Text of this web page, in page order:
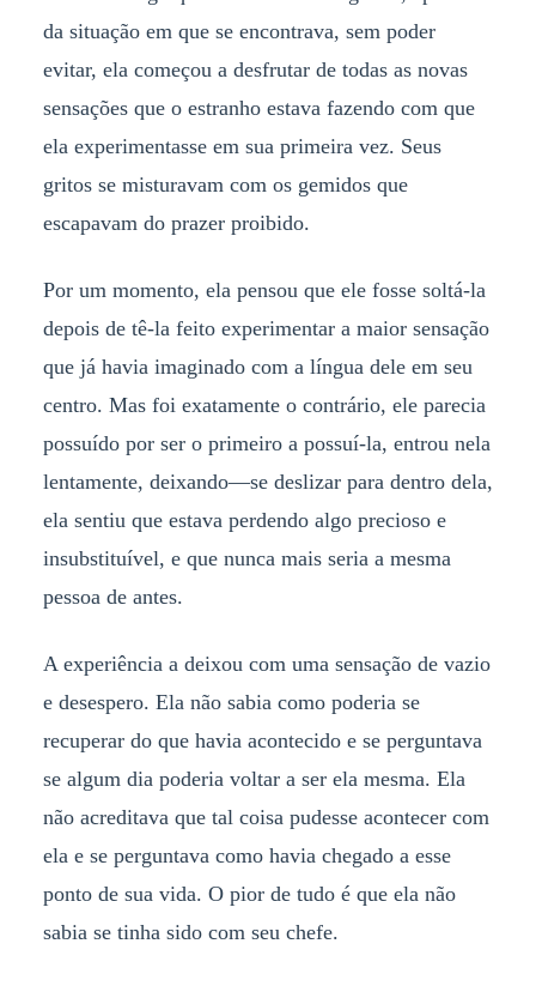
da situação em que se encontrava, sem poder
evitar, ela começou a desfrutar de todas as novas
sensações que o estranho estava fazendo com que
ela experimentasse em sua primeira vez. Seus
gritos se misturavam com os gemidos que
escapavam do prazer proibido.
Por um momento, ela pensou que ele fosse soltá-la
depois de tê-la feito experimentar a maior sensação
que já havia imaginado com a língua dele em seu
centro. Mas foi exatamente o contrário, ele parecia
possuído por ser o primeiro a possuí-la, entrou nela
lentamente, deixando—se deslizar para dentro dela,
ela sentiu que estava perdendo algo precioso e
insubstituível, e que nunca mais seria a mesma
pessoa de antes.
A experiência a deixou com uma sensação de vazio
e desespero. Ela não sabia como poderia se
recuperar do que havia acontecido e se perguntava
se algum dia poderia voltar a ser ela mesma. Ela
não acreditava que tal coisa pudesse acontecer com
ela e se perguntava como havia chegado a esse
ponto de sua vida. O pior de tudo é que ela não
sabia se tinha sido com seu chefe.